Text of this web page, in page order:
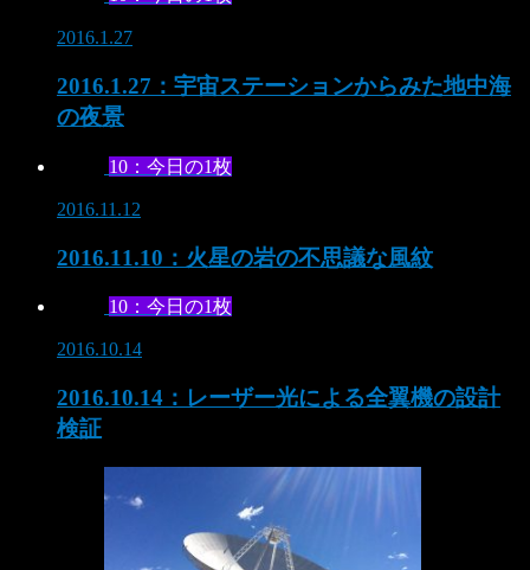
2016.1.27
2016.1.27：宇宙ステーションからみた地中海
の夜景
10：今日の1枚
2016.11.12
2016.11.10：火星の岩の不思議な風紋
10：今日の1枚
2016.10.14
2016.10.14：レーザー光による全翼機の設計
検証